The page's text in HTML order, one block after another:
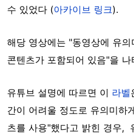
수 있었다 (아카이브 링크).
해당 영상에는 "동영상에 유
콘텐츠가 포함되어 있음"을
유튜브 설명에 따르면 이 라벨
간이 어려울 정도로 유의미하
츠를 사용"했다고 밝힌 경우,